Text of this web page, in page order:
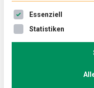
17. Dezember 2021
Teegenuss in
britische Afternoon
und gleichzeitig
der Traditionen und
Es folgt eine Liste
Essenziell
Statistiken